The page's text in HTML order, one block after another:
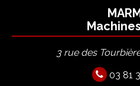
3 rue des
03 81